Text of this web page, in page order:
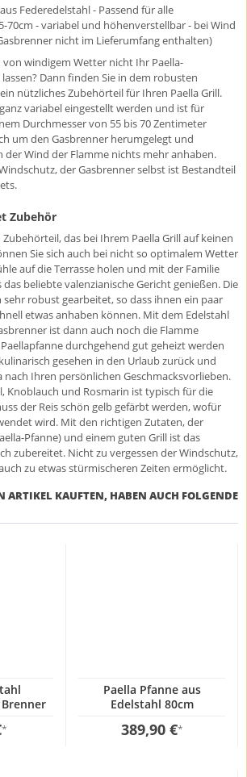
Federedelstahl - Passend für alle
70cm - variabel und höhenverstellbar - bei Wind
nicht im Lieferumfang enthalten)
von windigem Wetter nicht Ihr Paella-
Dann finden Sie in dem robusten
nützliches Zubehörteil für Ihren Paella Grill.
variabel eingestellt werden und ist für
Durchmesser von 55 bis 70 Zentimeter
um den Gasbrenner herumgelegt und
der Wind der Flamme nichts mehr anhaben.
der Gasbrenner selbst ist Bestandteil
Zubehör
das bei Ihrem Paella Grill auf keinen
Sie sich auch bei nicht so optimalem Wetter
auf die Terrasse holen und mit der Familie
beliebte valenzianische Gericht genießen. Die
sehr robust gearbeitet, so dass ihnen ein paar
etwas anhaben können. Mit dem Edelstahl
ist dann auch noch die Flamme
durchgehend gut geheizt werden
gesehen in den Urlaub zurück und
nach Ihren persönlichen Geschmacksvorlieben.
Knoblauch und Rosmarin ist typisch für die
der Reis schön gelb gefärbt werden, wofür
wird. Mit den richtigen Zutaten, der
Pfanne) und einem guten Grill ist das
zubereitet. Nicht zu vergessen der Windschutz,
zu etwas stürmischeren Zeiten ermöglicht.
ARTIKEL KAUFTEN, HABEN AUCH FOLGENDE
*
Paella Pfanne aus
Edelstahl 80cm
389,90 €*